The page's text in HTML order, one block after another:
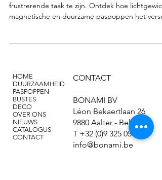
frustrerende taak te zijn. Ontdek hoe
magnetische en duurzame paspoppen het
HOME
DUURZAAMHEID
PASPOPPEN
BUSTES
DECO
OVER ONS
NIEUWS
CATALOGUS
CONTACT
CONTACT
BONAMI BV
Léon Bekaertlaan 26
9880 Aalter - België
T +32 (0)9 325 05 13
info@bonami.be